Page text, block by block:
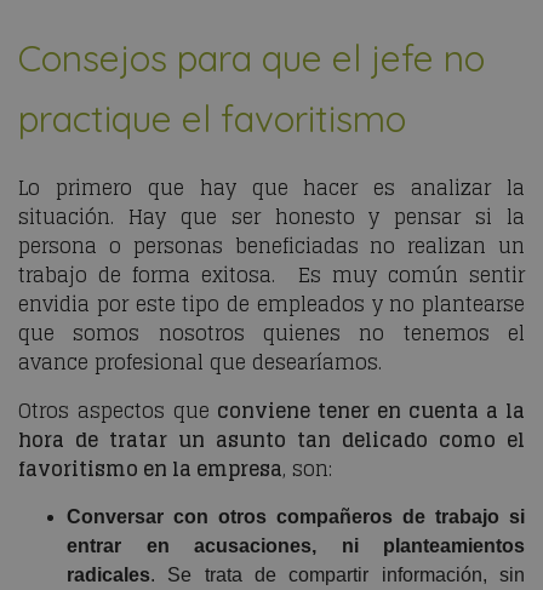
Consejos para que el jefe no
practique el favoritismo
Lo primero que hay que hacer es analizar la
situación. Hay que ser honesto y pensar si la
persona o personas beneficiadas no realizan un
trabajo de forma exitosa. Es muy común sentir
envidia por este tipo de empleados y no plantearse
que somos nosotros quienes no tenemos el
avance profesional que desearíamos.
Otros aspectos que conviene tener en cuenta a la
hora de tratar un asunto tan delicado como el
favoritismo en la empresa, son:
Conversar con otros compañeros de trabajo si
entrar en acusaciones, ni planteamientos
radicales. Se trata de compartir información, sin